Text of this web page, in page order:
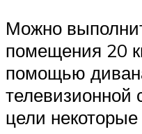
Можно
помещения 20
помощью
телевизионной
цели